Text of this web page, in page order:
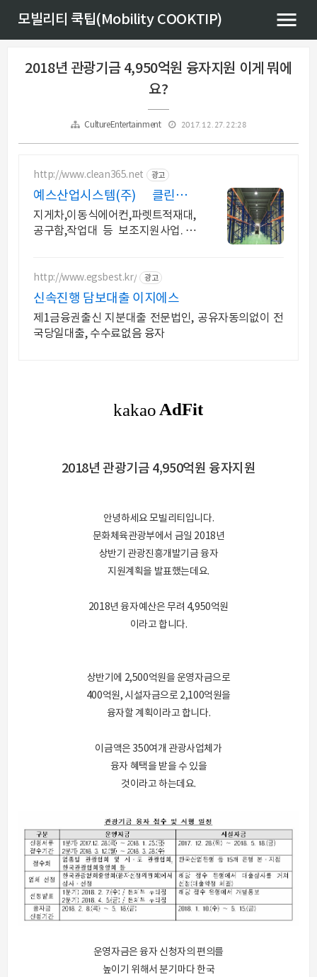
모빌리티 쿡팁(Mobility COOKTIP)
2018년 관광기금 4,950억원 융자지원 이게 뭐에
요?
CultureEntertainment 2017. 12. 27. 22:28
http://www.clean365.net 광고
예스산업시스템(주) 클린사업
클린제조환경조성
지게차,이동식에어컨,파렛트적재대,
공구함,작업대 등 보조지원사업. 친
http://www.egsbest.kr/ 광고
신속진행 담보대출 이지에스
제1금융권출신 지분대출 전문법인, 공유자동의없이 전
국당일대출, 수수료없음 융자
2018년 관광기금 4,950억원 융자지원
안녕하세요 모빌리티입니다.
문화체육관광부에서 금일 2018년
상반기 관광진흥개발기금 융자
지원계획을 발표했는데요.
2018년 융자예산은 무려 4,950억원
이라고 합니다.
상반기에 2,500억원을 운영자금으로
400억원, 시설자금으로 2,100억원을
융자할 계획이라고 합니다.
이금액은 350여개 관광사업체가
융자 혜택을 받을 수 있을
것이라고 하는데요.
운영자금은 융자 신청자의 편의를
높이기 위해서 분기마다 한국